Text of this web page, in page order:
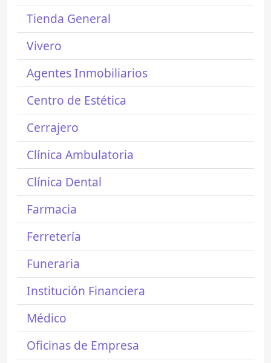
Tienda General
Vivero
Agentes Inmobiliarios
Centro de Estética
Cerrajero
Clínica Ambulatoria
Clínica Dental
Farmacia
Ferretería
Funeraria
Institución Financiera
Médico
Oficinas de Empresa